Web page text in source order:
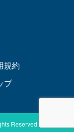
規約
プ
Reserved.